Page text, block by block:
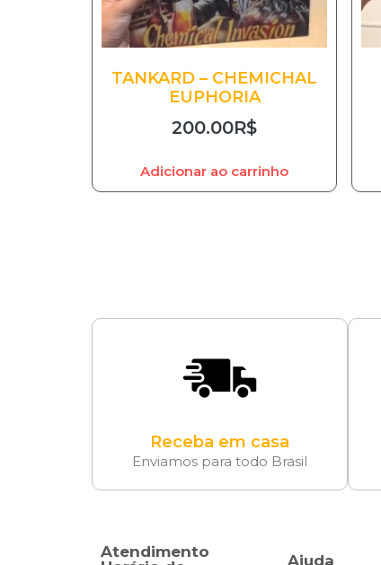
TANKARD – CHEMICHAL
EUPHORIA
200.00R$
Adicionar ao carrinho
Receba em casa
Enviamos para todo Brasil
Atendimento
Ajuda